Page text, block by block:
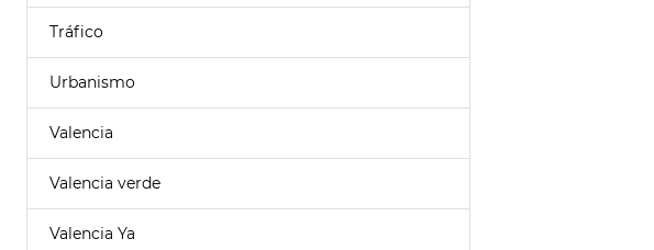
Tráfico
Urbanismo
Valencia
Valencia verde
Valencia Ya